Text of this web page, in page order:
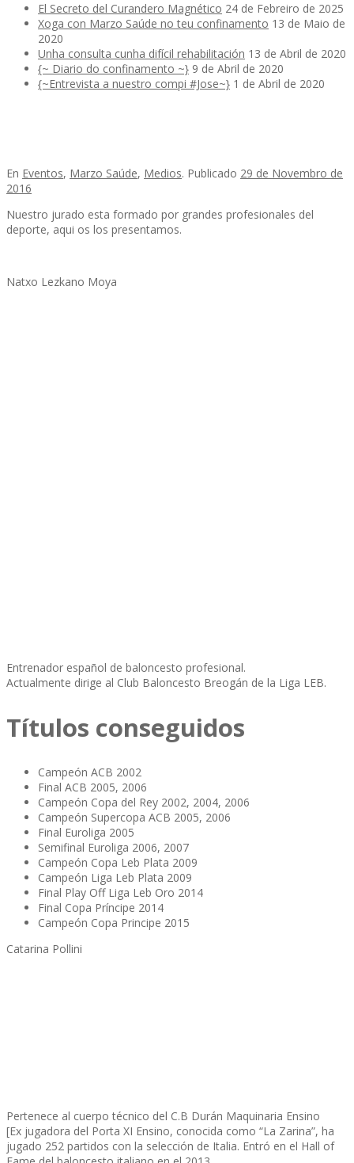
El Secreto del Curandero Magnético 24 de Febreiro de 2025
Xoga con Marzo Saúde no teu confinamento 13 de Maio de
2020
Unha consulta cunha difícil rehabilitación 13 de Abril de 2020
{~ Diario do confinamento ~} 9 de Abril de 2020
{~Entrevista a nuestro compi #Jose~} 1 de Abril de 2020
En Eventos, Marzo Saúde, Medios. Publicado 29 de Novembro de
2016
Nuestro jurado esta formado por grandes profesionales del
deporte, aqui os los presentamos.
Natxo Lezkano Moya
Entrenador español de baloncesto profesional.
Actualmente dirige al Club Baloncesto Breogán de la Liga LEB.
Títulos conseguidos
Campeón ACB 2002
Final ACB 2005, 2006
Campeón Copa del Rey 2002, 2004, 2006
Campeón Supercopa ACB 2005, 2006
Final Euroliga 2005
Semifinal Euroliga 2006, 2007
Campeón Copa Leb Plata 2009
Campeón Liga Leb Plata 2009
Final Play Off Liga Leb Oro 2014
Final Copa Príncipe 2014
Campeón Copa Principe 2015
Catarina Pollini
Pertenece al cuerpo técnico del C.B Durán Maquinaria Ensino
[Ex jugadora del Porta XI Ensino, conocida como “La Zarina”, ha
jugado 252 partidos con la selección de Italia. Entró en el Hall of